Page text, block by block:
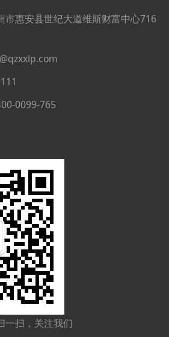
市惠安县世纪大道维斯财富中心716
0099-765
一扫，关注我们